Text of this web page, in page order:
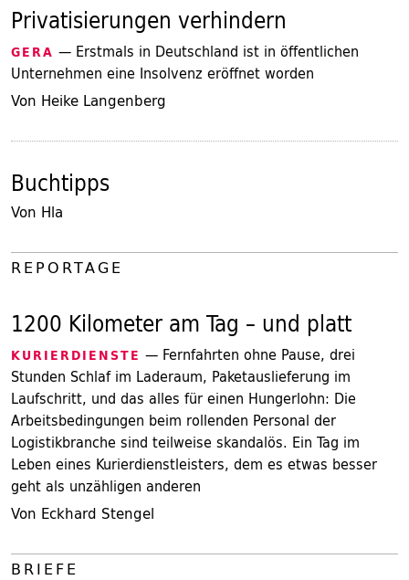
Privatisierungen verhindern
GERA — Erstmals in Deutschland ist in öffentlichen
Unternehmen eine Insolvenz eröffnet worden
Von Heike Langenberg
Buchtipps
Von Hla
REPORTAGE
1200 Kilometer am Tag – und platt
KURIERDIENSTE — Fernfahrten ohne Pause, drei
Stunden Schlaf im Laderaum, Paketauslieferung im
Laufschritt, und das alles für einen Hungerlohn: Die
Arbeitsbedingungen beim rollenden Personal der
Logistikbranche sind teilweise skandalös. Ein Tag im
Leben eines Kurierdienstleisters, dem es etwas besser
geht als unzähligen anderen
Von Eckhard Stengel
BRIEFE